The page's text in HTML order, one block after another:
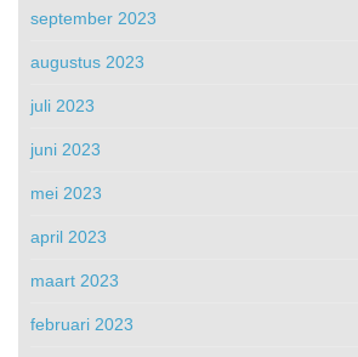
september 2023
augustus 2023
juli 2023
juni 2023
mei 2023
april 2023
maart 2023
februari 2023